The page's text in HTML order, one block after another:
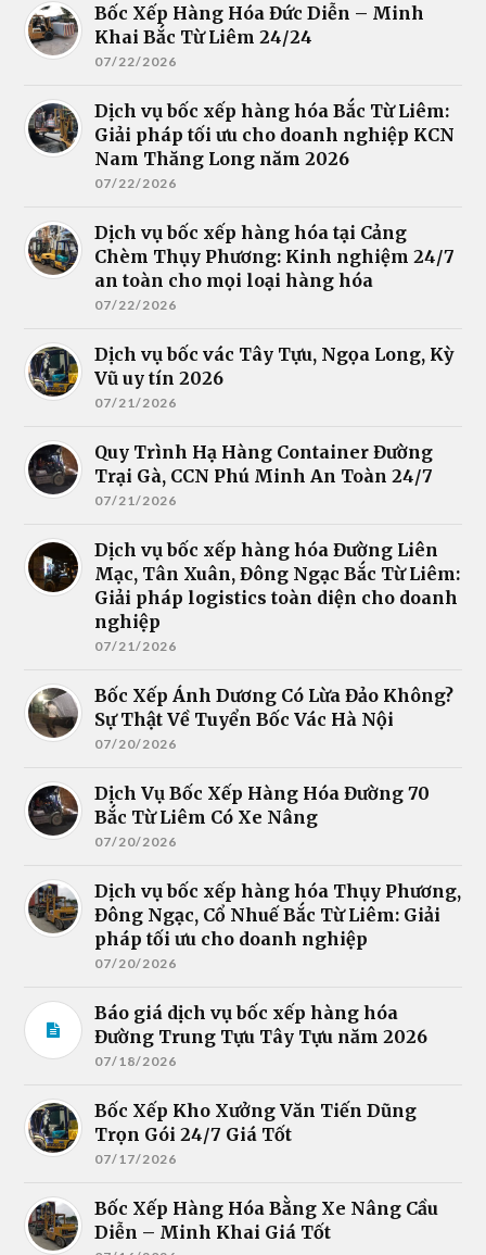
Bốc Xếp Hàng Hóa Đức Diễn – Minh
Khai Bắc Từ Liêm 24/24
07/22/2026
Dịch vụ bốc xếp hàng hóa Bắc Từ Liêm:
Giải pháp tối ưu cho doanh nghiệp KCN
Nam Thăng Long năm 2026
07/22/2026
Dịch vụ bốc xếp hàng hóa tại Cảng
Chèm Thụy Phương: Kinh nghiệm 24/7
an toàn cho mọi loại hàng hóa
07/22/2026
Dịch vụ bốc vác Tây Tựu, Ngọa Long, Kỳ
Vũ uy tín 2026
07/21/2026
Quy Trình Hạ Hàng Container Đường
Trại Gà, CCN Phú Minh An Toàn 24/7
07/21/2026
Dịch vụ bốc xếp hàng hóa Đường Liên
Mạc, Tân Xuân, Đông Ngạc Bắc Từ Liêm:
Giải pháp logistics toàn diện cho doanh
nghiệp
07/21/2026
Bốc Xếp Ánh Dương Có Lừa Đảo Không?
Sự Thật Về Tuyển Bốc Vác Hà Nội
07/20/2026
Dịch Vụ Bốc Xếp Hàng Hóa Đường 70
Bắc Từ Liêm Có Xe Nâng
07/20/2026
Dịch vụ bốc xếp hàng hóa Thụy Phương,
Đông Ngạc, Cổ Nhuế Bắc Từ Liêm: Giải
pháp tối ưu cho doanh nghiệp
07/20/2026
Báo giá dịch vụ bốc xếp hàng hóa
Đường Trung Tựu Tây Tựu năm 2026
07/18/2026
Bốc Xếp Kho Xưởng Văn Tiến Dũng
Trọn Gói 24/7 Giá Tốt
07/17/2026
Bốc Xếp Hàng Hóa Bằng Xe Nâng Cầu
Diễn – Minh Khai Giá Tốt